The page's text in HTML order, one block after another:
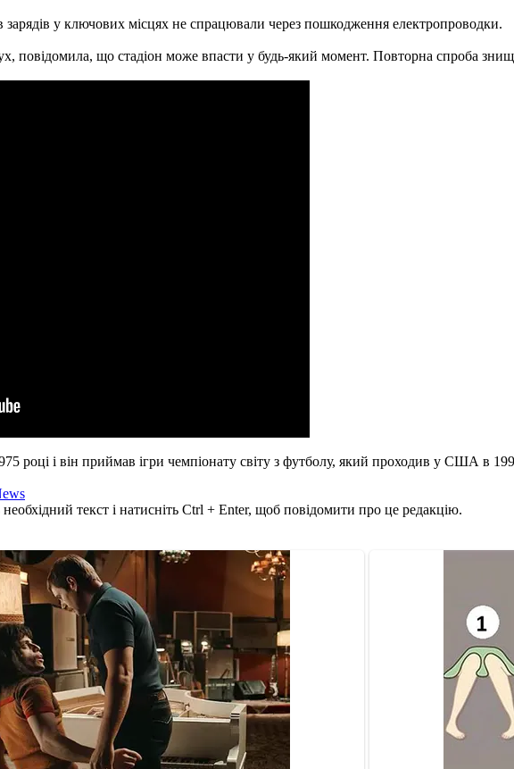
зарядів у ключових місцях не спрацювали через пошкодження електропроводки.
повідомила, що стадіон може впасти у будь-який момент. Повторна спроба
році і він приймав ігри чемпіонату світу з футболу, який проходив у США в
текст і натисніть Ctrl + Enter, щоб повідомити про це редакцію.